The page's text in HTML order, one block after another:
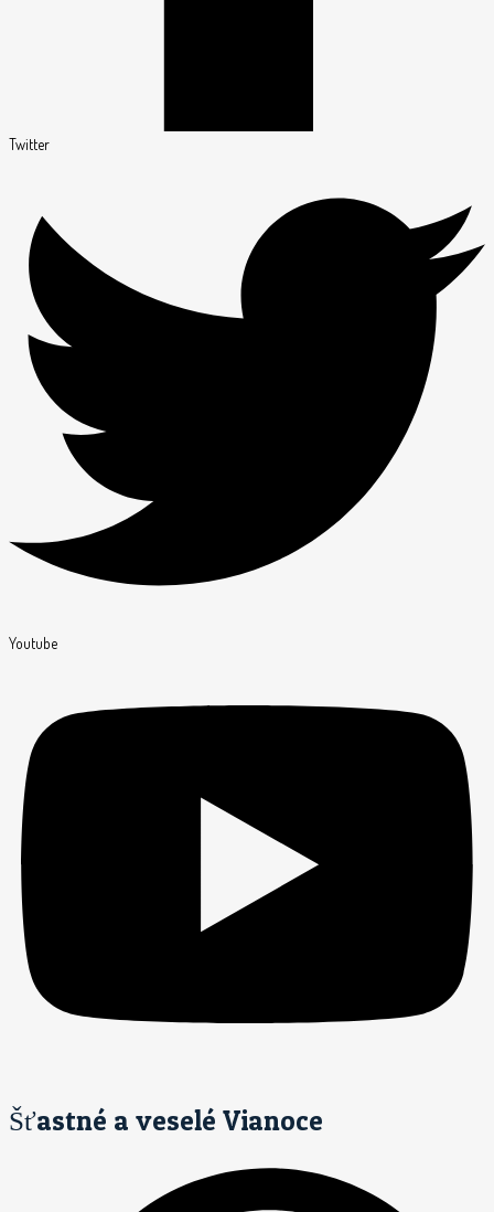
Twitter
Youtube
Šťastné a veselé Vianoce